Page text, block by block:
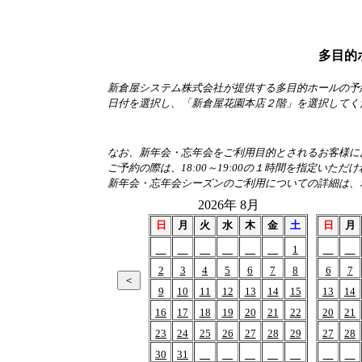
多目的
新倉屋システム株式会社が提供する多目的ホールの
日付を選択し、「新倉屋花園本店２階」を選択して
なお、新年会・忘年会をご利用目的とされるお客様
ご予約の際は、18:00～19:00の１時間を指定いただ
新年会・忘年会シーズンのご利用についての詳細は
2026年 8月
日 月 火 水 木 金
土
1
2
3 4 5 6 7
8
9
10 11 12 13 14
15
16
17 18 19 20 21
22
23
24 25 26 27 28
29
30
31
日 月
6
7
13
14
20
21
27
28